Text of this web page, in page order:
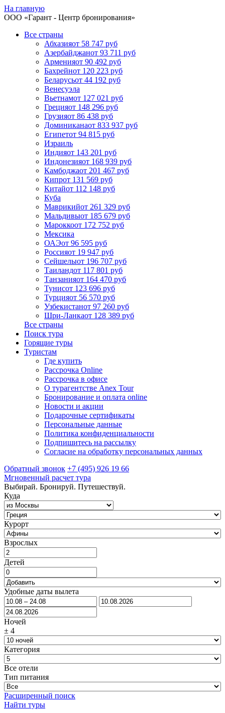
На главную
ООО «Гарант - Центр бронирования»
Все страны
Абхазияот 58 747 руб
Азербайджанот 93 711 руб
Арменияот 90 492 руб
Бахрейнот 120 223 руб
Беларусьот 44 192 руб
Венесуэла
Вьетнамот 127 021 руб
Грецияот 148 296 руб
Грузияот 86 438 руб
Доминиканаот 833 937 руб
Египетот 94 815 руб
Израиль
Индияот 143 201 руб
Индонезияот 168 939 руб
Камбоджаот 201 467 руб
Кипрот 131 569 руб
Китайот 112 148 руб
Куба
Маврикийот 261 329 руб
Мальдивыот 185 679 руб
Мароккоот 172 752 руб
Мексика
ОАЭот 96 595 руб
Россияот 19 947 руб
Сейшелыот 196 707 руб
Таиландот 117 801 руб
Танзанияот 164 470 руб
Тунисот 123 696 руб
Турцияот 56 570 руб
Узбекистанот 97 260 руб
Шри-Ланкаот 128 389 руб
Все страны
Поиск тура
Горящие туры
Туристам
Где купить
Рассрочка Online
Рассрочка в офисе
О турагентстве Anex Tour
Бронирование и оплата online
Новости и акции
Подарочные сертификаты
Персональные данные
Политика конфиденциальности
Подпишитесь на рассылку
Согласие на обработку персональных данных
Обратный звонок +7 (495) 926 19 66
Мгновенный расчет тура
Выбирай. Бронируй. Путешествуй.
Куда
Курорт
Взрослых
Детей
Удобные даты вылета
Ночей
± 4
Категория
Все отели
Тип питания
Расширенный поиск
Найти туры